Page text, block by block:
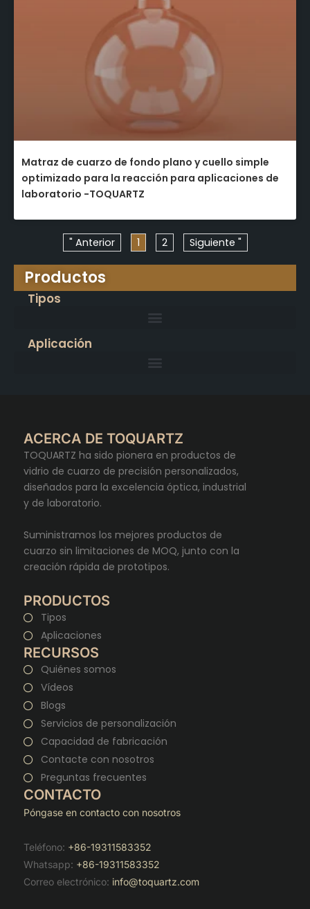
Matraz de cuarzo de fondo plano y cuello simple
optimizado para la reacción para aplicaciones de
laboratorio -TOQUARTZ
" Anterior 1 2 Siguiente "
Productos
Tipos
Aplicación
ACERCA DE TOQUARTZ
TOQUARTZ ha sido pionera en productos de
vidrio de cuarzo de precisión personalizados,
diseñados para la excelencia óptica, industrial
y de laboratorio.
Suministramos los mejores productos de
cuarzo sin limitaciones de MOQ, junto con la
creación rápida de prototipos.
PRODUCTOS
Tipos
Aplicaciones
RECURSOS
Quiénes somos
Vídeos
Blogs
Servicios de personalización
Capacidad de fabricación
Contacte con nosotros
Preguntas frecuentes
CONTACTO
Póngase en contacto con nosotros
Teléfono: +86-19311583352
Whatsapp: +86-19311583352
Correo electrónico: info@toquartz.com